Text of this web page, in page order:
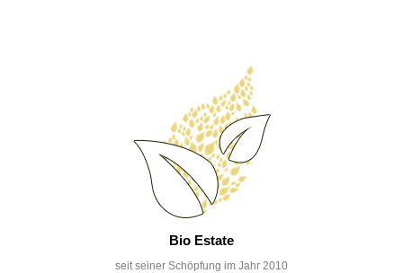
Bio Estate
seit seiner Schöpfung im Jahr 2010